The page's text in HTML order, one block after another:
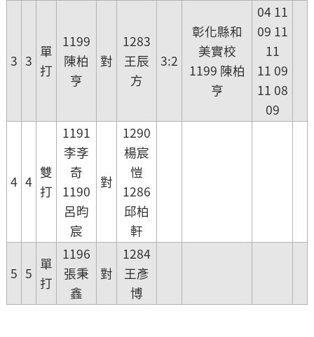
3 3
單
打
1199
陳柏
亨
對
1283
王辰
方
3:2
彰化縣和
美實校
1199 陳柏
亨
04 11
09 11
11
11 09
11 08
09
4 4
雙
打
1191
李斈
奇
1190
呂昀
宸
對
1290
楊宸
愷
1286
邱柏
軒
5 5
單
打
1196
張秉
鑫
對
1284
王彥
博